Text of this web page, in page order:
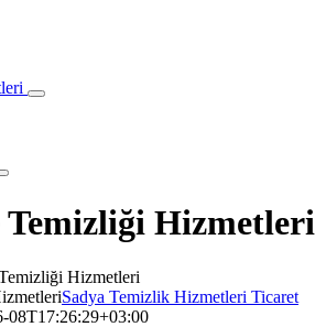
Temizliği Hizmetleri
Hizmetleri
Sadya Temizlik Hizmetleri Ticaret
08T17:26:29+03:00